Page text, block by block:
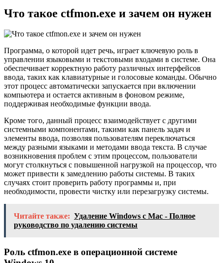
Что такое ctfmon.exe и зачем он нужен
Программа, о которой идет речь, играет ключевую роль в
управлении языковыми и текстовыми входами в системе. Она
обеспечивает корректную работу различных интерфейсов
ввода, таких как клавиатурные и голосовые команды. Обычно
этот процесс автоматически запускается при включении
компьютера и остается активным в фоновом режиме,
поддерживая необходимые функции ввода.
Кроме того, данный процесс взаимодействует с другими
системными компонентами, такими как панель задач и
элементы ввода, позволяя пользователям переключаться
между разными языками и методами ввода текста. В случае
возникновения проблем с этим процессом, пользователи
могут столкнуться с повышенной нагрузкой на процессор, что
может привести к замедлению работы системы. В таких
случаях стоит проверить работу программы и, при
необходимости, провести чистку или перезагрузку системы.
Читайте также: Удаление Windows с Mac - Полное
руководство по удалению системы
Роль ctfmon.exe в операционной системе